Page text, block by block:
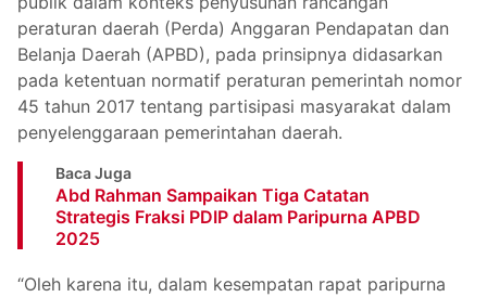
peraturan daerah (Perda) Anggaran Pendapatan dan
Belanja Daerah (APBD), pada prinsipnya didasarkan
pada ketentuan normatif peraturan pemerintah nomor
45 tahun 2017 tentang partisipasi masyarakat dalam
penyelenggaraan pemerintahan daerah.
Baca Juga
Abd Rahman Sampaikan Tiga Catatan
Strategis Fraksi PDIP dalam Paripurna APBD
2025
“Oleh karena itu, dalam kesempatan rapat paripurna